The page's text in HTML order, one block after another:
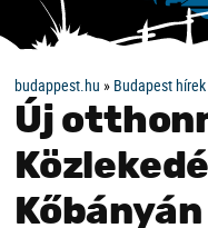
budappest.hu » Budapest
Új